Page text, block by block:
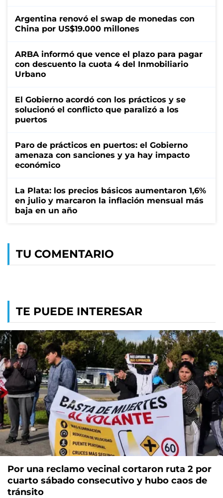
Argentina renovó el swap de monedas con
China por US$19.000 millones
ARBA informó que vence el plazo para pagar
con descuento la cuota 4 del Inmobiliario
Urbano
El Gobierno acordó con los prácticos y se
solucionó el conflicto que paralizó a los
puertos
Paro de prácticos en puertos: el Gobierno
amenaza con sanciones y ya hay impacto
económico
La Plata: los precios básicos aumentaron 1,6%
en julio y marcaron la inflación mensual más
baja en un año
TU COMENTARIO
TE PUEDE INTERESAR
Por una reclamo vecinal cortaron ruta 2 por
cuarto sábado consecutivo y hubo caos de
tránsito